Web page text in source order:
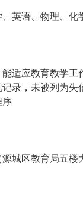
英语、物理、化
适应教育教学工
录，未被列为失
序
城区教育局五楼